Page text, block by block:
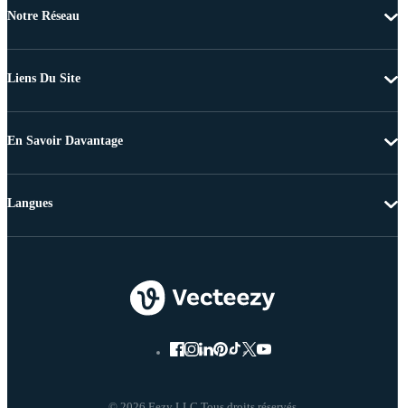
Notre Réseau
Liens Du Site
En Savoir Davantage
Langues